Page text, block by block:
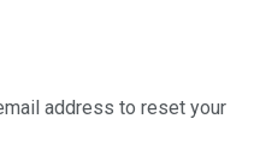
address to reset your